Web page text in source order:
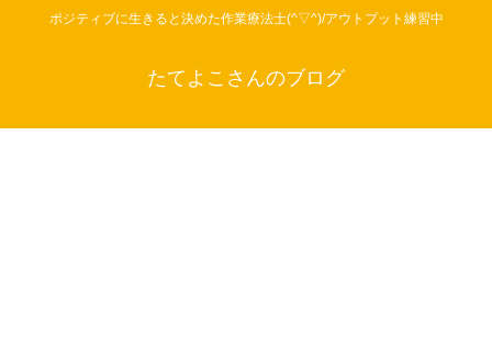
ポジティブに生きると決めた作業療法士(^▽^)/アウトプット練習中
たてよこさんのブログ